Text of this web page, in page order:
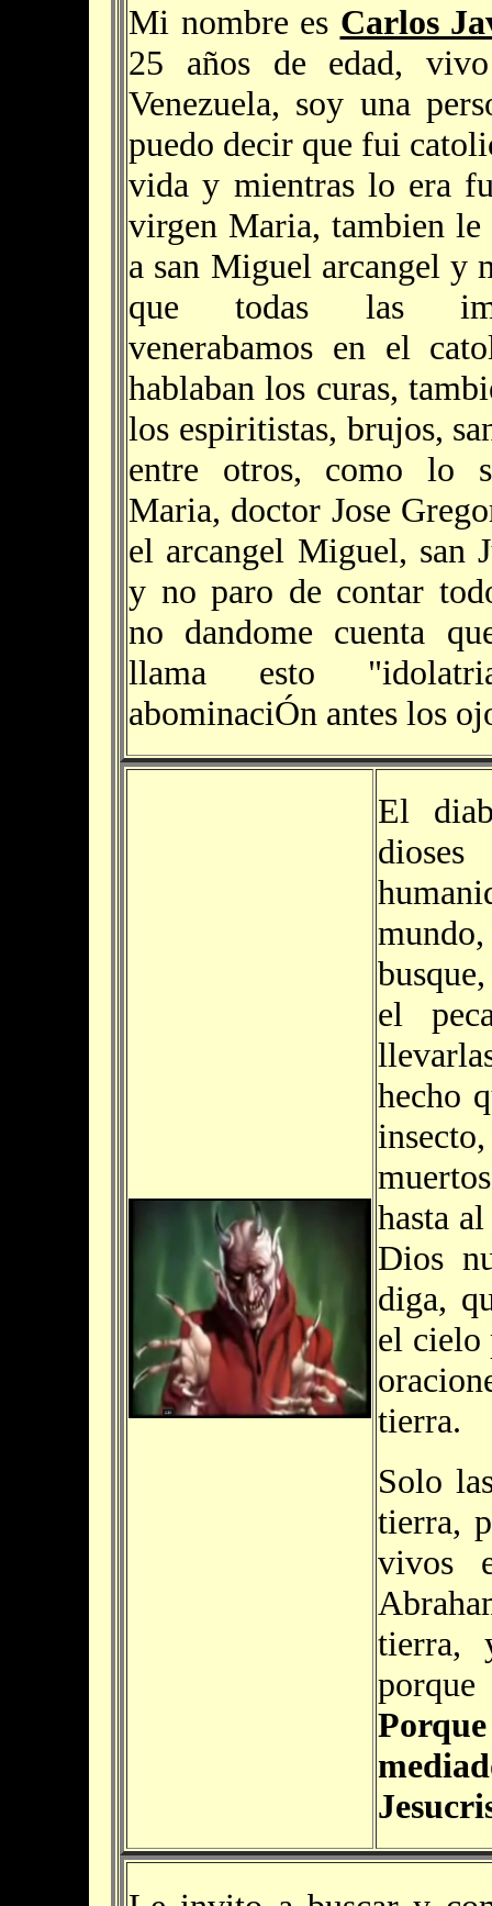
Mi nombre es Carlos
25 años de edad,
Venezuela, soy una
puedo decir que fui
vida y mientras lo era
virgen Maria, tambien le
a san Miguel arcangel y
que todas las
venerabamos en el
hablaban los curas,
los espiritistas, brujos,
entre otros, como lo
Maria, doctor Jose
el arcangel Miguel, san
y no paro de contar
no dandome cuenta
llama esto
abominaciÓn antes los
El
el
hecho
hasta
Dios
diga,
el cielo
tierra.
Solo
tierra,
vivos
tierra,